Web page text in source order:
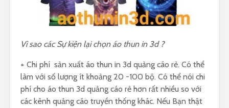
Vì sao các Sự kiện lại chọn áo thun in 3d ?
+ Chi phí sản xuất áo thun in 3d quảng cáo rẻ. Có thể
làm với số lượng ít khoảng 20 -100 bộ. Có thể nói chi
phí cho áo thun 3d quảng cáo rẻ hơn rất nhiều so với
các kênh quảng cáo truyền thống khác. Nếu Bạn thật